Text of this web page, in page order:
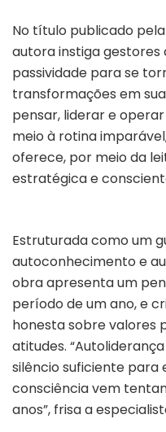
No título publicado pela
autorainstiga gestores
passividade para se
transformações em
pensar, liderar e
meio à rotina
oferece, por meio da
estratégica e
Estruturada como um
autoconhecimento e
obra apresenta um
período de um ano, e
honesta sobre valores
atitudes.
silêncio suficiente para
consciência vem
anos”, frisa a